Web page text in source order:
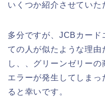
いくつか紹介させていた
多分ですが、JCBカード
ての人が似たような理由
し、、グリーンゼリー
エラーが発生してしま
ると幸いです。